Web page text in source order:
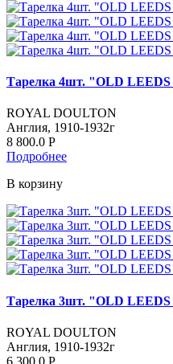
Тарелка 4шт. "OLD LEEDS
ROYAL DOULTON
Англия, 1910-1932г
8 800.0 Р
Подробнее
В корзину
Тарелка 3шт. "OLD LEEDS
ROYAL DOULTON
Англия, 1910-1932г
6 300.0 Р